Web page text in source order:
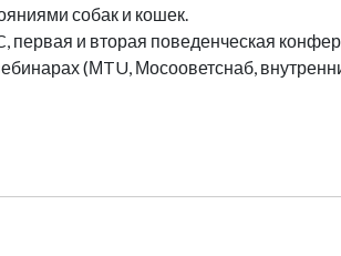
собак и кошек.
первая и вторая поведенческая
(МTU, Мосооветснаб,